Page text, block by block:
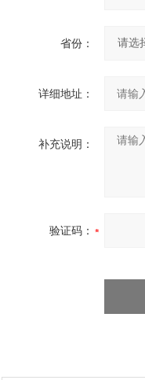
省份：
详细地址：
补充说明：
验证码：